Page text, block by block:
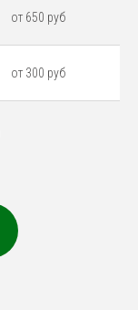
от 650 руб
от 300 руб